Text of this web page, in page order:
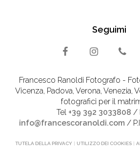
Seguimi
Francesco Ranoldi Fotografo -
Vicenza, Padova, Verona, Venezia,
fotografici per il
Tel +39 392 3033808 /
info@francescoranoldi.com /
TUTELA DELLA PRIVACY| UTILIZZO DEI COOKIES|